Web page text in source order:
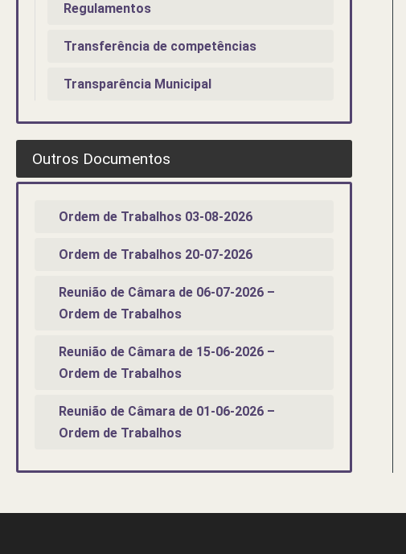
Regulamentos
Transferência de competências
Transparência Municipal
Outros Documentos
Ordem de Trabalhos 03-08-2026
Ordem de Trabalhos 20-07-2026
Reunião de Câmara de 06-07-2026 –
Ordem de Trabalhos
Reunião de Câmara de 15-06-2026 –
Ordem de Trabalhos
Reunião de Câmara de 01-06-2026 –
Ordem de Trabalhos